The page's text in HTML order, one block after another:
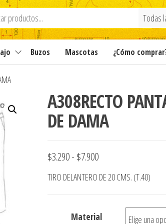
Buzos Mascotas ¿Cómo
A308RECTO
DE DAMA
$3.290- $7.900Rango
de
TIRO DELANTERO DE 20 CMS. (T.40)
Material